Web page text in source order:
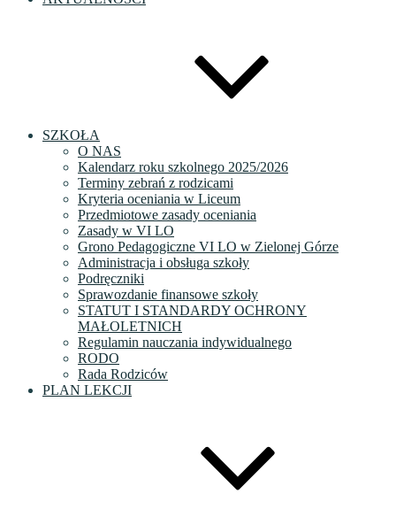
SZKOŁA
O NAS
Kalendarz roku szkolnego 2025/2026
Terminy zebrań z rodzicami
Kryteria oceniania w Liceum
Przedmiotowe zasady oceniania
Zasady w VI LO
Grono Pedagogiczne VI LO w Zielonej Górze
Administracja i obsługa szkoły
Podręczniki
Sprawozdanie finansowe szkoły
STATUT I STANDARDY OCHRONY
MAŁOLETNICH
Regulamin nauczania indywidualnego
RODO
Rada Rodziców
PLAN LEKCJI